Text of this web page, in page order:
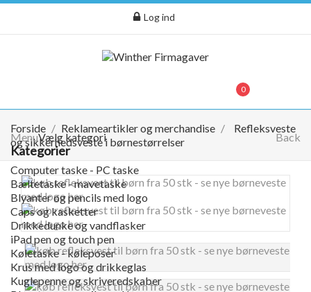
Log ind
0
Menu Back
Vælg kategori
Kategorier
Computer taske - PC taske
Bæltetaske - mavetaske
Blyanter og pencils med logo
Caps og kasketter
Drikkedunke og vandflasker
iPad pen og touch pen
Køletaske - køleposer
Krus med logo og drikkeglas
Kuglepenne og skriveredskaber
Forside Reklameartikler og merchandise
Refleksveste
og sikkerhedsveste i børnestørrelser